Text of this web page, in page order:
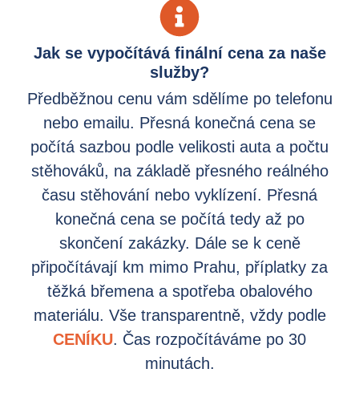
Jak se vypočítává finální cena za naše
služby?
Předběžnou cenu vám sdělíme po telefonu
nebo emailu. Přesná konečná cena se
počítá sazbou podle velikosti auta a počtu
stěhováků, na základě přesného reálného
času stěhování nebo vyklízení. Přesná
konečná cena se počítá tedy až po
skončení zakázky. Dále se k ceně
připočítávají km mimo Prahu, příplatky za
těžká břemena a spotřeba obalového
materiálu. Vše transparentně, vždy podle
CENÍKU. Čas rozpočítáváme po 30
minutách.